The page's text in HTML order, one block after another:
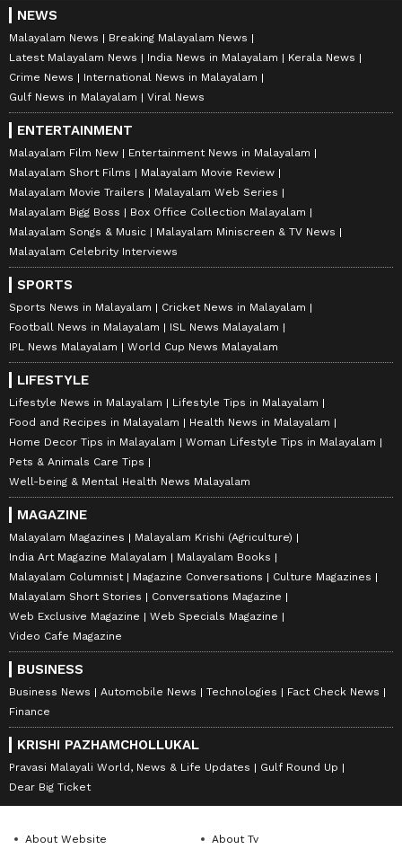
NEWS
Malayalam News
Breaking Malayalam News
Latest Malayalam News
India News in Malayalam
Kerala News
Crime News
International News in Malayalam
Gulf News in Malayalam
Viral News
ENTERTAINMENT
Malayalam Film New
Entertainment News in Malayalam
Malayalam Short Films
Malayalam Movie Review
Malayalam Movie Trailers
Malayalam Web Series
Malayalam Bigg Boss
Box Office Collection Malayalam
Malayalam Songs & Music
Malayalam Miniscreen & TV News
Malayalam Celebrity Interviews
SPORTS
Sports News in Malayalam
Cricket News in Malayalam
Football News in Malayalam
ISL News Malayalam
IPL News Malayalam
World Cup News Malayalam
LIFESTYLE
Lifestyle News in Malayalam
Lifestyle Tips in Malayalam
Food and Recipes in Malayalam
Health News in Malayalam
Home Decor Tips in Malayalam
Woman Lifestyle Tips in Malayalam
Pets & Animals Care Tips
Well-being & Mental Health News Malayalam
MAGAZINE
Malayalam Magazines
Malayalam Krishi (Agriculture)
India Art Magazine Malayalam
Malayalam Books
Malayalam Columnist
Magazine Conversations
Culture Magazines
Malayalam Short Stories
Conversations Magazine
Web Exclusive Magazine
Web Specials Magazine
Video Cafe Magazine
BUSINESS
Business News Automobile News Technologies
Fact Check News
Finance
KRISHI PAZHAMCHOLLUKAL
Pravasi Malayali World, News & Life Updates
Gulf Round Up
Dear Big Ticket
About Website
About Tv